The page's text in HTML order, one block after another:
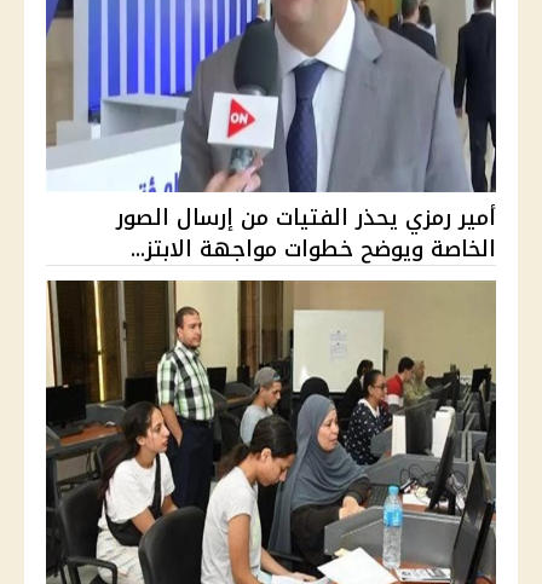
أمير رمزي يحذر الفتيات من إرسال الصور
الخاصة ويوضح خطوات مواجهة الابتز...